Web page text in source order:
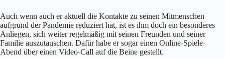
Auch wenn auch er aktuell die Kontakte zu seinen Mitmenschen
aufgrund der Pandemie reduziert hat, ist es ihm doch ein besonderes
Anliegen, sich weiter regelmäßig mit seinen Freunden und seiner
Familie auszutauschen. Dafür habe er sogar einen Online-Spiele-
Abend über einen Video-Call auf die Beine gestellt.